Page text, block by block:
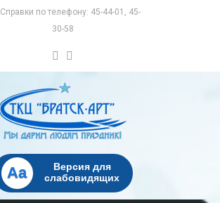
Справки по телефону: 45-44-01, 45-
30-58
Aa
Версия для
слабовидящих